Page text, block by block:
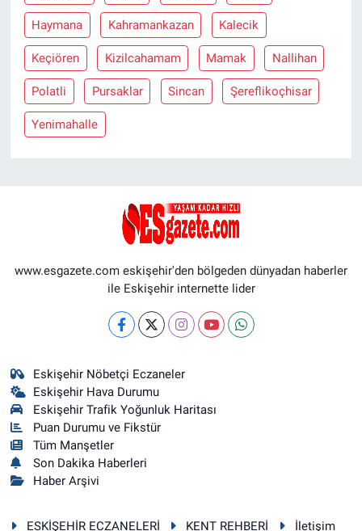
Haymana Kahramankazan Kalecik
Keçiören Kizilcahamam Mamak Nallihan
Polatli Pursaklar Sincan Şereflikoçhisar
Yenimahalle
www.esgazete.com eskişehir'den bölgeden dünyadan haberler
ile Eskişehir internette lider
Eskişehir Nöbetçi Eczaneler
Eskişehir Hava Durumu
Eskişehir Trafik Yoğunluk Haritası
Puan Durumu ve Fikstür
Tüm Manşetler
Son Dakika Haberleri
Haber Arşivi
ESKİŞEHİR ECZANELERİ KENT REHBERİ İletişim